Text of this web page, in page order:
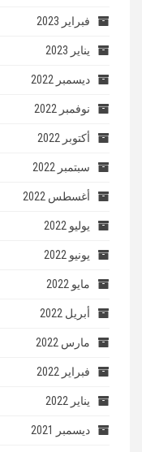
فبراير 2023
يناير 2023
ديسمبر 2022
نوفمبر 2022
أكتوبر 2022
سبتمبر 2022
أغسطس 2022
يوليو 2022
يونيو 2022
مايو 2022
أبريل 2022
مارس 2022
فبراير 2022
يناير 2022
ديسمبر 2021